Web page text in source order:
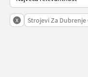
x Strojevi Za